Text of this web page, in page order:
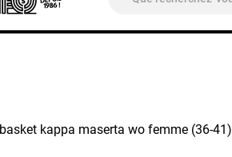
basket kappa maserta wo femme (36-41)